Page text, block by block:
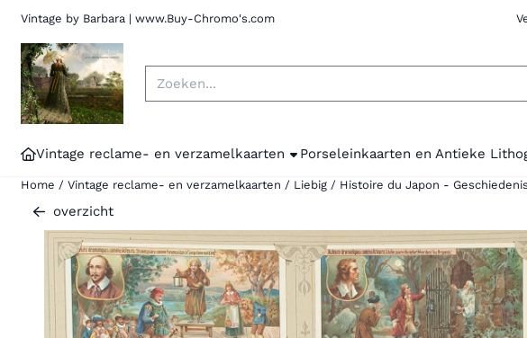
Vintage by Barbara | www.Buy-Chromo's.com
Zoeken
Vintage reclame- en verzamelkaarten Porseleinkaarten en Antieke
Home / Vintage reclame- en verzamelkaarten / Liebig / Histoire du Japon -
overzicht